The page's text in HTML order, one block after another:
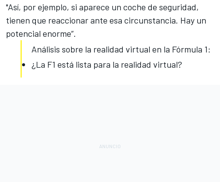
"Así, por ejemplo, si aparece un coche de seguridad,
tienen que reaccionar ante esa circunstancia. Hay un
potencial enorme”.
Análisis sobre la realidad virtual en la Fórmula 1:
¿La F1 está lista para la realidad virtual?